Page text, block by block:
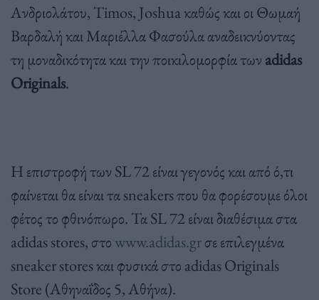
Ανδριολάτου, Timos, Joshua καθώς και οι Θωμαή
Βαρδαλή και Μαριέλλα Φασούλα αναδεικνύοντας
τη μοναδικότητα και την ποικιλομορφία των adidas
Originals.
Η επιστροφή των SL 72 είναι γεγονός και από ό,τι
φαίνεται θα είναι τα sneakers που θα φορέσουμε όλοι
φέτος το φθινόπωρο. Τα SL 72 είναι διαθέσιμα στα
adidas stores, στο www.adidas.grσε επιλεγμένα
sneaker stores και φυσικά στο adidas Originals
Store (Αθηναΐδος 5, Αθήνα).